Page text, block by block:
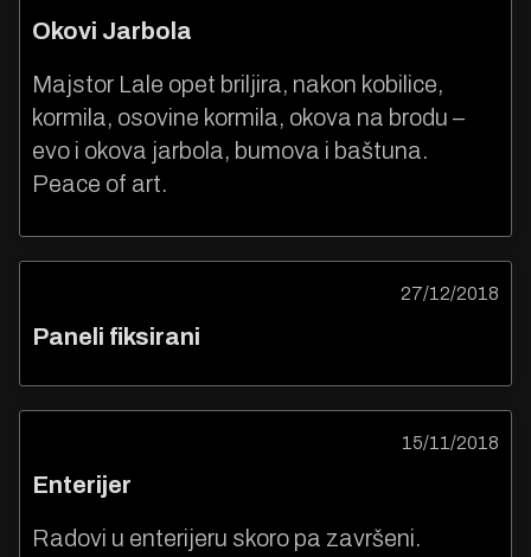
Okovi Jarbola
Majstor Lale opet briljira, nakon kobilice,
kormila, osovine kormila, okova na brodu –
evo i okova jarbola, bumova i baštuna.
Peace of art.
27/12/2018
Paneli fiksirani
15/11/2018
Enterijer
Radovi u enterijeru skoro pa završeni.